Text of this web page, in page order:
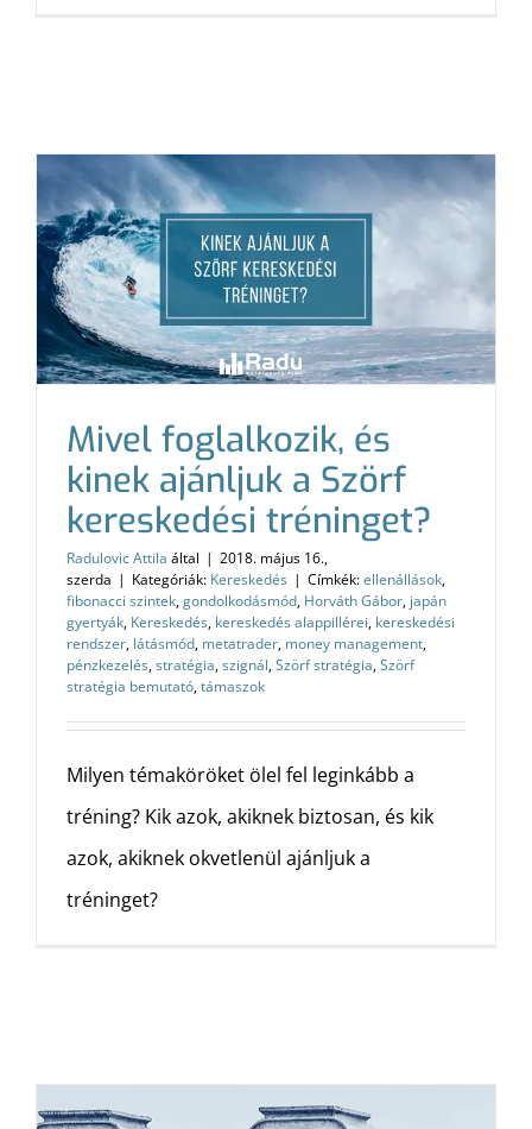
Mivel foglalkozik, és
kinek ajánljuk a Szörf
kereskedési tréninget?
Radulovic Attila által | 2018. május 16.,
szerda | Kategóriák: Kereskedés | Címkék:ellenállások,
fibonacci szintek,gondolkodásmód, Horváth Gábor, japán
gyertyák, Kereskedés, kereskedés alappillérei, kereskedési
rendszer, látásmód, metatrader, money management,
pénzkezelés,stratégia,szignál,Szörf stratégia,Szörf
stratégia bemutató,támaszok
Milyen témaköröket ölel fel leginkább a
tréning? Kik azok, akiknek biztosan, és kik
azok, akiknek okvetlenül ajánljuk a
tréninget?